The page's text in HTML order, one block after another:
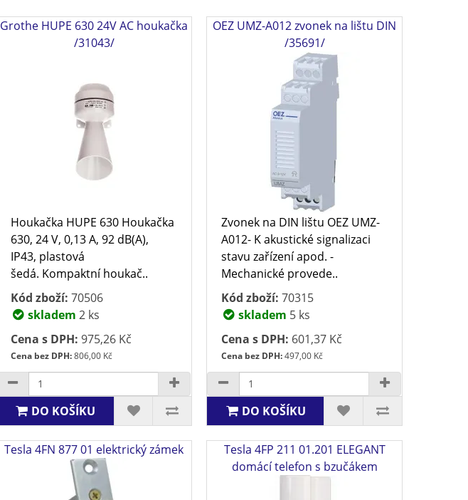
Grothe HUPE 630 24V AC houkačka
/31043/
Houkačka HUPE 630 Houkačka
630, 24 V, 0,13 A, 92 dB(A),
IP43, plastová
šedá. Kompaktní houkač..
Kód zboží: 70506
skladem 2 ks
Cena s DPH: 975,26 Kč
Cena bez DPH:806,00 Kč
DO KOŠÍKU
OEZ UMZ-A012 zvonek na lištu DIN
/35691/
Zvonek na DIN lištu OEZ UMZ-
A012- K akustické signalizaci
stavu zařízení apod. -
Mechanické provede..
Kód zboží: 70315
skladem 5 ks
Cena s DPH: 601,37 Kč
Cena bez DPH:497,00 Kč
DO KOŠÍKU
Tesla 4FN 877 01 elektrický zámek
Tesla 4FP 211 01.201 ELEGANT
domácí telefon s bzučákem